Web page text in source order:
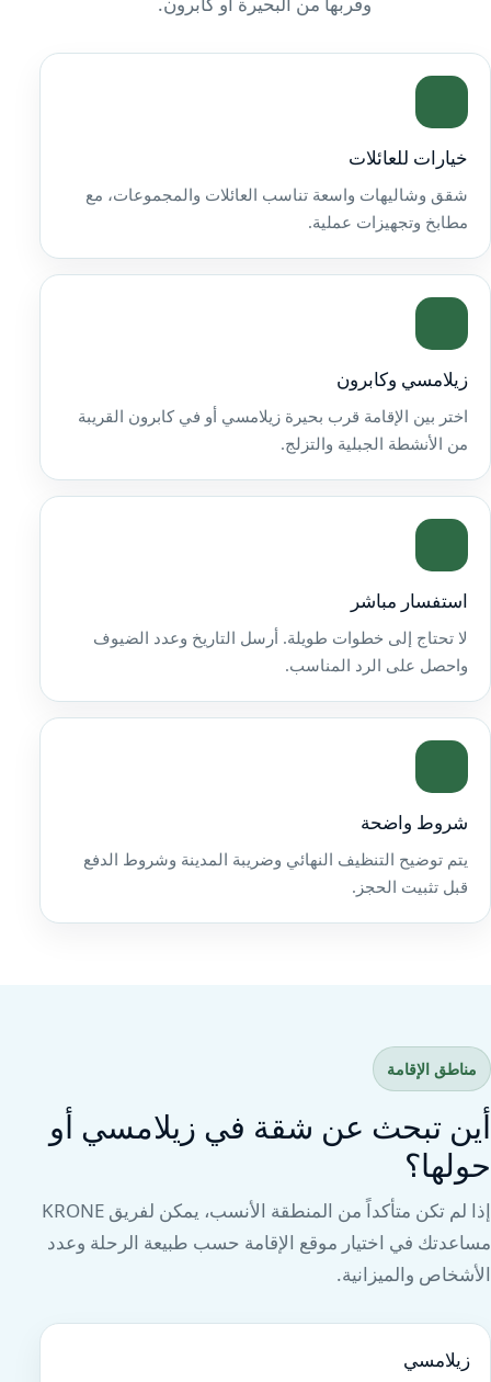
خيارات للعائلات
شقق وشاليهات واسعة تناسب العائلات والمجموعات، مع
مطابخ وتجهيزات عملية.
زيلامسي وكابرون
اختر بين الإقامة قرب بحيرة زيلامسي أو في كابرون القريبة
من الأنشطة الجبلية والتزلج.
استفسار مباشر
لا تحتاج إلى خطوات طويلة. أرسل التاريخ وعدد الضيوف
واحصل على الرد المناسب.
شروط واضحة
يتم توضيح التنظيف النهائي وضريبة المدينة وشروط الدفع
قبل تثبيت الحجز.
مناطق الإقامة
أين تبحث عن شقة في زيلامسي أو
حولها؟
إذا لم تكن متأكداً من المنطقة الأنسب، يمكن لفريق KRONE
مساعدتك في اختيار موقع الإقامة حسب طبيعة الرحلة وعدد
الأشخاص والميزانية.
زيلامسي